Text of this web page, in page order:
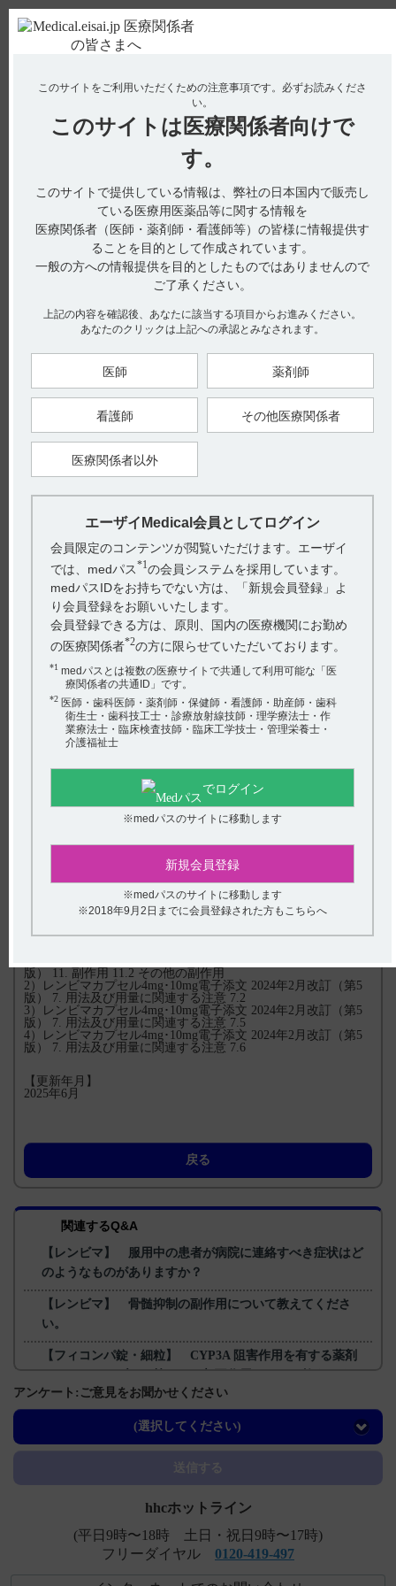
使用期限検索 Drug Information
No : 18927
【レンビマ】 食欲減退の副作用について教えて
電子添文には、食欲減退に関する以下の記載があります。
11. 副作用
11.2 その他の副作用（引用1）
7. 用法及び用量に関連する注意（引用2、3、4）
薬及び中止基準を考慮して、本剤を減量、休薬又は中止するこ
●疾患別の副作用の発現状況、発現時期、対策、食欲減退によ
る減量・休薬のフローチャート等につきましては、
Medical.eisai.jp レンビマ製品サイト[適正使用に関する基本情
報]に掲載しております各疾患の[適正にご使用いただくための
だくためのガイドブック（LEN1002ISG）
止基準 その他の副作用 p14
【肝細胞癌】レンビマカプセル4mg適正にご使用いただくため
のガイドブック（LEN1087ESG）
I．投与に際しての注意事項 3．減量、休薬及び中止基準 その
他の副作用 p9
II．注意いただきたい副作用とその対策 特に注意いただきたい
副作用 9．食欲減退 p46
【胸腺癌】レンビマカプセル4mg適正にご使用いただくための
ガイドブック（LEN1298CSG）
I．投与に際しての注意事項 4．減量、休薬及び中止基準（切除
不能な胸腺癌） その他の副作用 p7-8
II．特に注意いただきたい副作用とその対策 特に注意いただき
たい副作用 9．食欲減退 p36
【子宮体癌】レンビマカプセル4mg・10mg適正にご使用いた
I．投与に際しての注意事項 3．減量、休薬及び中止基準 その
II．注意が必要な副作用とその対策 特に注意いただきたい副作
用 9．食欲減退 p42
I．投与に際しての注意事項 3．減量、休薬及び中止基準 その
II．特に注意いただきたい副作用とその対策 特に注意いただき
たい副作用 9．食欲減退 p37
版） 11. 副作用 11.2 その他の副作用
2）レンビマカプセル4mg･10mg電子添文 2024年2月改訂（第5
版） 7. 用法及び用量に関連する注意 7.2
3）レンビマカプセル4mg･10mg電子添文 2024年2月改訂（第5
版） 7. 用法及び用量に関連する注意 7.5
4）レンビマカプセル4mg･10mg電子添文 2024年2月改訂（第5
版） 7. 用法及び用量に関連する注意 7.6
【更新年月】
2025年6月
戻る
関連するQ&A
【レンビマ】 服用中の患者が病院に連絡すべき症状はど
のようなものがありますか？
【レンビマ】 骨髄抑制の副作用について教えてくださ
い。
【フィコンパ錠・細粒】 CYP3A 阻害作用を有する薬剤
さい。
【レンビマ】 肝障害の副作用について教えてください。
アンケート:ご意見をお聞かせください
(選択してください)
このサイトをご利用いただくための注意事項です。 必ずお読みくださ
い。
このサイトは 医療関係者向けで
す。
このサイトで提供している情報は、弊社の日本国内で販売し
ている医療用医薬品等に関する情報を
医療関係者（医師・薬剤師・看護師等）の皆様に情報提供す
ることを目的として作成されています。
一般の方への情報提供を目的としたものではありませんので
ご了承ください。
上記の内容を確認後、あなたに該当する項目からお進みください。
あなたのクリックは上記への承認とみなされます。
医師 薬剤師
看護師 その他医療関係者
医療関係者以外
エーザイMedical会員としてログイン
会員限定のコンテンツが閲覧いただけます。エーザイ
では、medパス*1の会員システムを採用しています。
medパスIDをお持ちでない方は、「新規会員登録」よ
り会員登録をお願いいたします。
会員登録できる方は、原則、国内の医療機関にお勤め
の医療関係者*2の方に限らせていただいております。
*1 medパスとは複数の医療サイトで共通して利用可能な「医
療関係者の共通ID」です。
*2 医師・歯科医師・薬剤師・保健師・看護師・助産師・歯科
衛生士・歯科技工士・診療放射線技師・理学療法士・作
業療法士・臨床検査技師・臨床工学技士・管理栄養士・
介護福祉士
でログイン
※medパスのサイトに移動します
新規会員登録
※medパスのサイトに移動します
※2018年9月2日までに会員登録された方もこちらへ
hhcホットライン
(平日9時〜18時 土日・祝日9時〜17時)
フリーダイヤル 0120-419-497